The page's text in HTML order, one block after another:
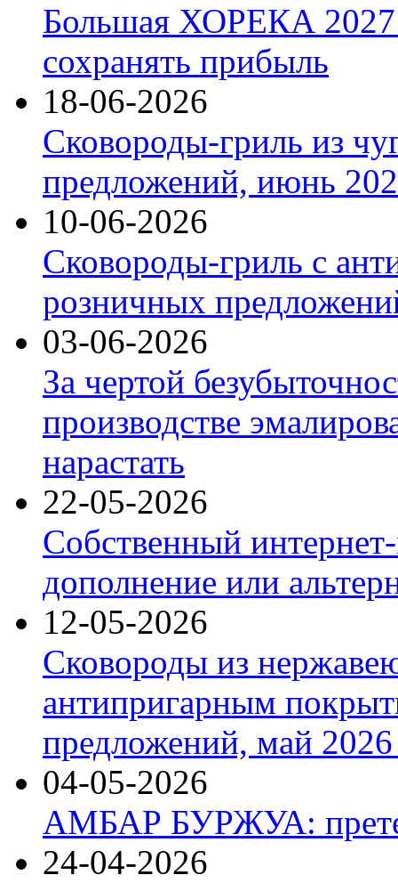
Большая ХОРЕКА 2027:
сохранять прибыль
18-06-2026
Сковороды-гриль из
предложений, июнь
10-06-2026
Сковороды-гриль с
розничных
03-06-2026
За чертой
производстве
нарастать
22-05-2026
Собственный
дополнение или
12-05-2026
Сковороды из
антипригарным
предложений, май 2026
04-05-2026
АМБАР БУРЖУА:
24-04-2026